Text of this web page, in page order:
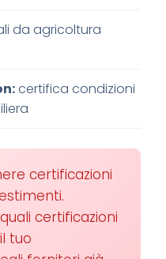
da agricoltura
certifica condizioni
certificazioni
certificazioni
tuo